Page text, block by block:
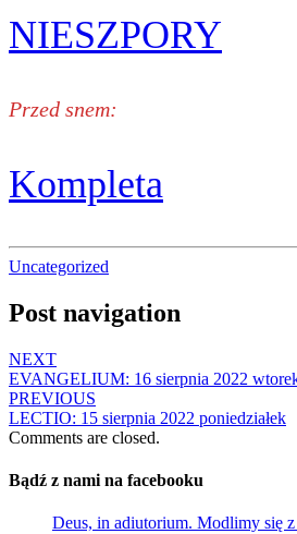
NIESZPORY
Przed snem:
Kompleta
Uncategorized
Post navigation
NEXT
EVANGELIUM: 16 sierpnia 2022
PREVIOUS
LECTIO: 15 sierpnia 2022 poniedziałek
Comments are closed.
Bądź z nami na facebooku
Deus, in adiutorium. Modlimy się